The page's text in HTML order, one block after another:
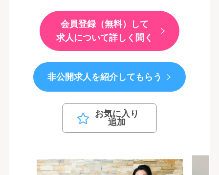
会員登録（無料）して
求人について詳しく聞く
非公開求人を紹介してもらう
お気に入り
追加